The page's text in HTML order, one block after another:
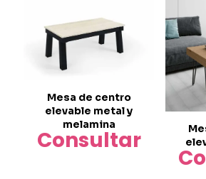
variantes.
Las
opciones
en
la
página
de
Mesa de centro
elevable metal y
melamina
Consultar